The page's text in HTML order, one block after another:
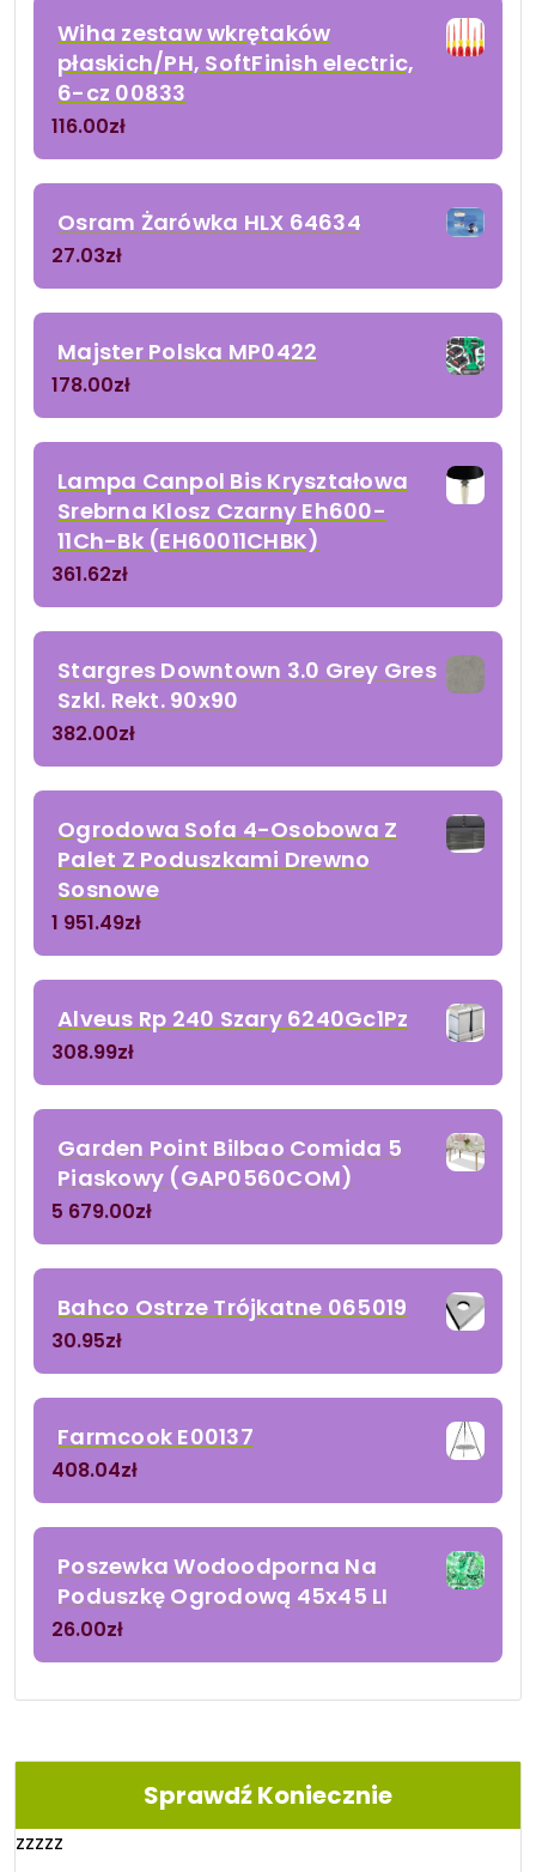
Wiha zestaw wkrętaków
płaskich/PH, SoftFinish electric,
6-cz 00833
116.00zł
Osram Żarówka HLX 64634
27.03zł
Majster Polska MP0422
178.00zł
Lampa Canpol Bis Kryształowa
Srebrna Klosz Czarny Eh600-
11Ch-Bk (EH60011CHBK)
361.62zł
Stargres Downtown 3.0 Grey Gres
Szkl. Rekt. 90x90
382.00zł
Ogrodowa Sofa 4-Osobowa Z
Palet Z Poduszkami Drewno
Sosnowe
1 951.49zł
Alveus Rp 240 Szary 6240Gc1Pz
308.99zł
Garden Point Bilbao Comida 5
Piaskowy (GAP0560COM)
5 679.00zł
Bahco Ostrze Trójkatne 065019
30.95zł
Farmcook E00137
408.04zł
Poszewka Wodoodporna Na
Poduszkę Ogrodową 45x45 LI
26.00zł
Sprawdź Koniecznie
zzzzz